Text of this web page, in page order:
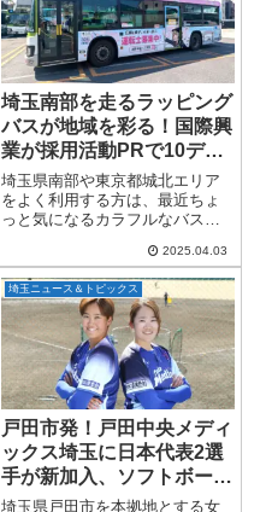
埼玉南部を走るラッピング
バスが地域を彩る！国際興
業が採用活動PRで10デザ
イン展開中
埼玉県南部や東京都城北エリア
をよく利用する方は、最近ちょ
っと気になるカラフルなバスを
これは、国際興業株式会社が
「バス運転士の採用活動PR」を
目的にスタートさせた、ユニー
クなラッピングバスな...
2025.04.03
埼玉ニュース＆トピックス
戸田市発！戸田中央メディ
ックス埼玉に日本代表2選
手が新加入、ソフトボール
ファン必見の2025年シー
埼玉県戸田市を本拠地とする女